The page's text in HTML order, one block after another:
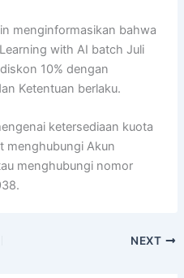
menginformasikan bahwa
with AI batch Juli
10% dengan
Ketentuan berlaku.
ketersediaan kuota
menghubungi Akun
menghubungi nomor
NEXT